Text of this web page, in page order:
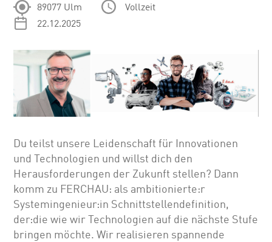
89077 Ulm
Vollzeit
22.12.2025
Du teilst unsere Leidenschaft für Innovationen
und Technologien und willst dich den
Herausforderungen der Zukunft stellen? Dann
komm zu FERCHAU: als ambitionierte:r
Systemingenieur:in Schnittstellendefinition,
der:die wie wir Technologien auf die nächste Stufe
bringen möchte. Wir realisieren spannende